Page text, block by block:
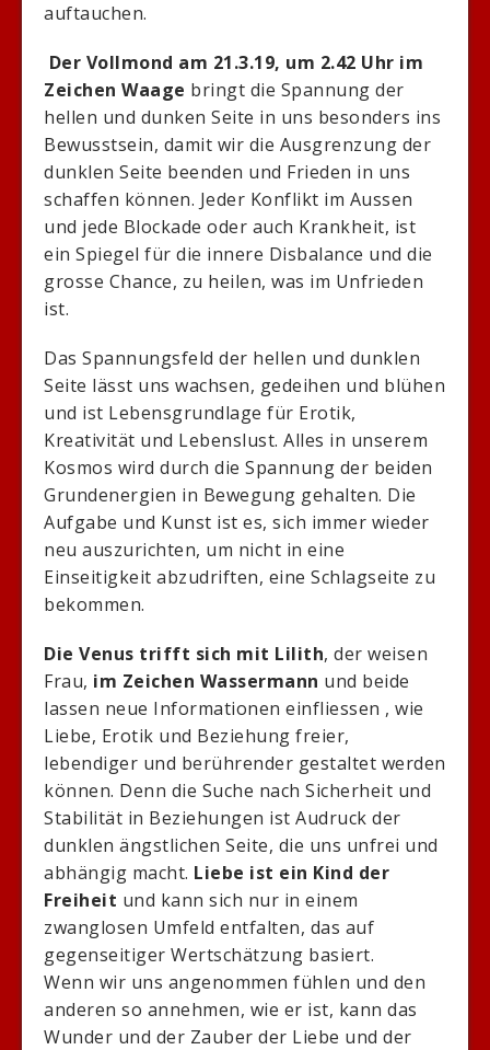
auftauchen.
Der Vollmond am 21.3.19, um 2.42 Uhr im
Zeichen Waage bringt die Spannung der
hellen und dunken Seite in uns besonders ins
Bewusstsein, damit wir die Ausgrenzung der
dunklen Seite beenden und Frieden in uns
schaffen können. Jeder Konflikt im Aussen
und jede Blockade oder auch Krankheit, ist
ein Spiegel für die innere Disbalance und die
grosse Chance, zu heilen, was im Unfrieden
ist.
Das Spannungsfeld der hellen und dunklen
Seite lässt uns wachsen, gedeihen und blühen
und ist Lebensgrundlage für Erotik,
Kreativität und Lebenslust. Alles in unserem
Kosmos wird durch die Spannung der beiden
Grundenergien in Bewegung gehalten. Die
Aufgabe und Kunst ist es, sich immer wieder
neu auszurichten, um nicht in eine
Einseitigkeit abzudriften, eine Schlagseite zu
bekommen.
Die Venus trifft sich mit Lilith, der weisen
Frau, im Zeichen Wassermann und beide
lassen neue Informationen einfliessen , wie
Liebe, Erotik und Beziehung freier,
lebendiger und berührender gestaltet werden
können. Denn die Suche nach Sicherheit und
Stabilität in Beziehungen ist Audruck der
dunklen ängstlichen Seite, die uns unfrei und
abhängig macht. Liebe ist ein Kind der
Freiheit und kann sich nur in einem
zwanglosen Umfeld entfalten, das auf
gegenseitiger Wertschätzung basiert.
Wenn wir uns angenommen fühlen und den
anderen so annehmen, wie er ist, kann das
Wunder und der Zauber der Liebe und der